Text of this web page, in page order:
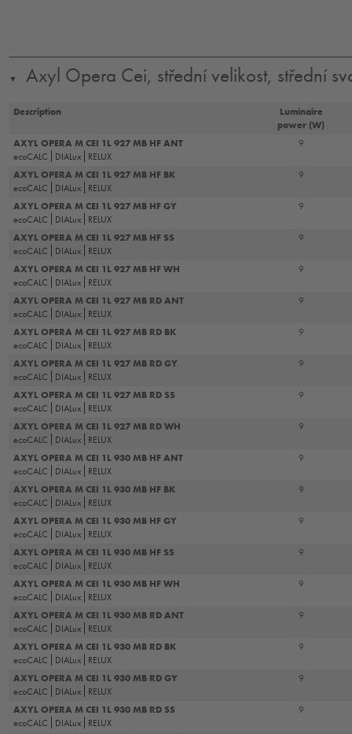
▼ Axyl Opera Cei, střední velikost, střední
Description
Luminaire
power (W)
AXYL OPERA M CEI 1L 927 MB HF ANT
ecoCALC
DIALux RELUX
9
AXYL OPERA M CEI 1L 927 MB HF BK
ecoCALC
DIALux RELUX
9
AXYL OPERA M CEI 1L 927 MB HF GY
ecoCALC
DIALux RELUX
9
AXYL OPERA M CEI 1L 927 MB HF SS
ecoCALC
DIALux RELUX
9
AXYL OPERA M CEI 1L 927 MB HF WH
ecoCALC
DIALux RELUX
9
AXYL OPERA M CEI 1L 927 MB RD ANT
ecoCALC
DIALux RELUX
9
AXYL OPERA M CEI 1L 927 MB RD BK
ecoCALC
DIALux RELUX
9
AXYL OPERA M CEI 1L 927 MB RD GY
ecoCALC
DIALux RELUX
9
AXYL OPERA M CEI 1L 927 MB RD SS
ecoCALC
DIALux RELUX
9
AXYL OPERA M CEI 1L 927 MB RD WH
ecoCALC
DIALux RELUX
9
AXYL OPERA M CEI 1L 930 MB HF ANT
ecoCALC
DIALux RELUX
9
AXYL OPERA M CEI 1L 930 MB HF BK
ecoCALC
DIALux RELUX
9
AXYL OPERA M CEI 1L 930 MB HF GY
ecoCALC
DIALux RELUX
9
AXYL OPERA M CEI 1L 930 MB HF SS
ecoCALC
DIALux RELUX
9
AXYL OPERA M CEI 1L 930 MB HF WH
ecoCALC
DIALux RELUX
9
AXYL OPERA M CEI 1L 930 MB RD ANT
ecoCALC
DIALux RELUX
9
AXYL OPERA M CEI 1L 930 MB RD BK
ecoCALC
DIALux RELUX
9
AXYL OPERA M CEI 1L 930 MB RD GY
ecoCALC
DIALux RELUX
9
AXYL OPERA M CEI 1L 930 MB RD SS
ecoCALC
DIALux RELUX
9